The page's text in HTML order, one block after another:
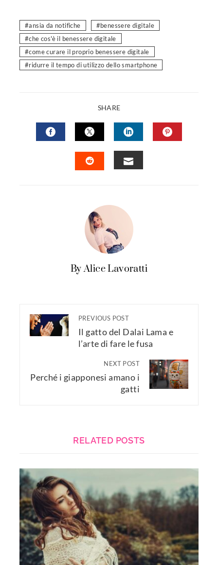
ansia da notifiche
benessere digitale
che cos'è il benessere digitale
come curare il proprio benessere digitale
ridurre il tempo di utilizzo dello smartphone
SHARE
FACEBOOKTWITTERLINKEDIN
By Alice Lavoratti
PREVIOUS POST
Il gatto del Dalai Lama e
l’arte di fare le fusa
NEXT POST
Perché i giapponesi amano i
gatti
RELATED POSTS